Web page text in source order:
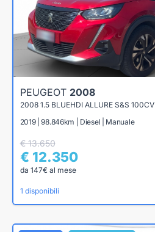
PEUGEOT 2008
2008 1.5 BLUEHDI ALLURE S&S 100CV
2019 | 98.846km | Diesel | Manuale
€ 13.650
€ 12.350
da 147€ al mese
1 disponibili